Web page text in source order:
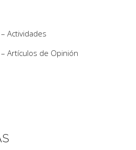
Actividades
Artículos de Opinión